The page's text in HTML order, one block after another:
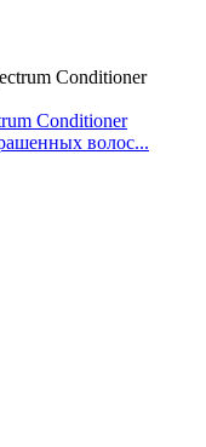
Conditioner
волос...